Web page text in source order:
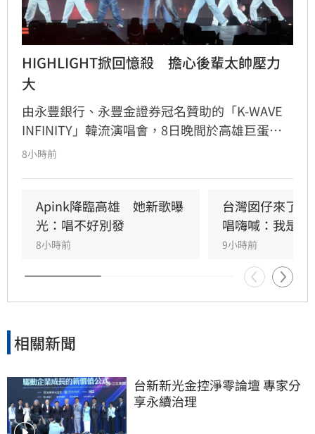
HIGHLIGHT掀回憶殺　擔心後輩太帥壓力
大
由永豐銀行、永豐金證券冠名贊助的「K-WAVE
INFINITY」韓流演唱會，8日晚間於高雄巨蛋熱
力開唱，集結NEWBEAT、FLARE U、CRAVITY、
熱情應援，尖叫與歡呼聲一路未停，最後由
HIGHLIGHT壓軸接管舞台，將現場氣氛推向最高
潮。
8小時前
Apink降臨高雄　她新歌曝
光：唱不好別發
8小時前
台灣囡仔來了
唱嗨喊：我是誰
9小時前
相關新聞
台新新光金控淨零論壇 專家分
享永續治理